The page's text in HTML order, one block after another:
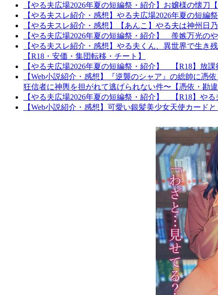
【やる夫広場2026年夏の短編祭・紹介】お嬢様の懐
【やる夫スレ紹介・感想】やる夫広場2026年夏の短
【やる夫スレ紹介・感想】【あんこ】やる夫は神州
【やる夫広場2026年夏の短編祭・紹介】 羨嫉万光の
【やる夫スレ紹介・感想】やる夫くん、異世界で生
【R18・安価・集団転移・チート】
【やる夫広場2026年夏の短編祭・紹介】 【R18】放
【Web小説紹介・感想】『逆襲のシャア』の総帥に
狂信者に神輿を担がれて逃げられない件〜【憑依・勘
【やる夫広場2026年夏の短編祭・紹介】 【R18】や
【Web小説紹介・感想】可愛い銀髪美少女天使カード